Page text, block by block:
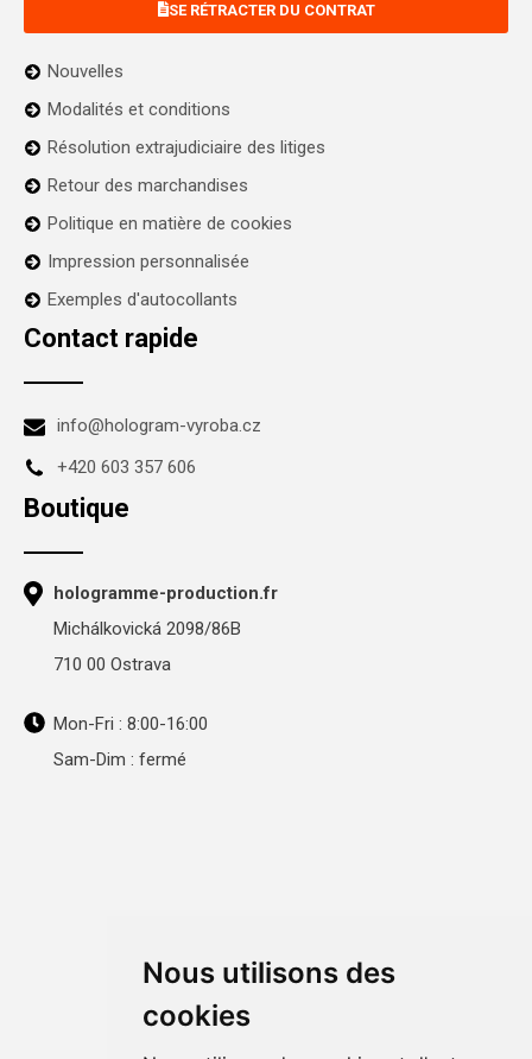
Nous utilisons des
cookies
SE RÉTRACTER DU CONTRAT
Nouvelles
Modalités et conditions
Résolution extrajudiciaire des litiges
Retour des marchandises
Politique en matière de cookies
Impression personnalisée
Exemples d'autocollants
Contact rapide
info@hologram-vyroba.cz
+420 603 357 606
Boutique
hologramme-production.fr
Michálkovická 2098/86B
710 00 Ostrava
Mon-Fri : 8:00-16:00
Sam-Dim : fermé